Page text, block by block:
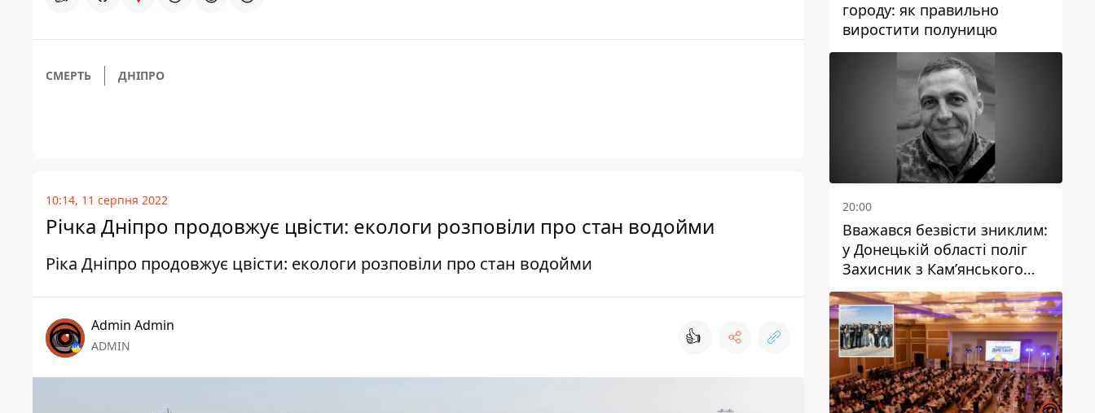
СМЕРТЬ ДНІПРО
10:14, 11 серпня 2022
Річка Дніпро продовжує цвісти: екологи розповіли про стан водойми
Ріка Дніпро продовжує цвісти: екологи розповіли про стан водойми
Admin Admin
ADMIN 👍
городу: як правильно
виростити полуницю
20:00
Вважався безвісти зниклим:
у Донецькій області поліг
Захисник з Кам’янського
Антон Красовський